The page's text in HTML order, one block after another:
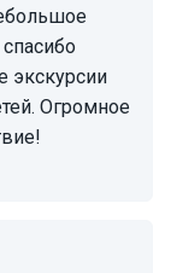
экскурсии
Огромное